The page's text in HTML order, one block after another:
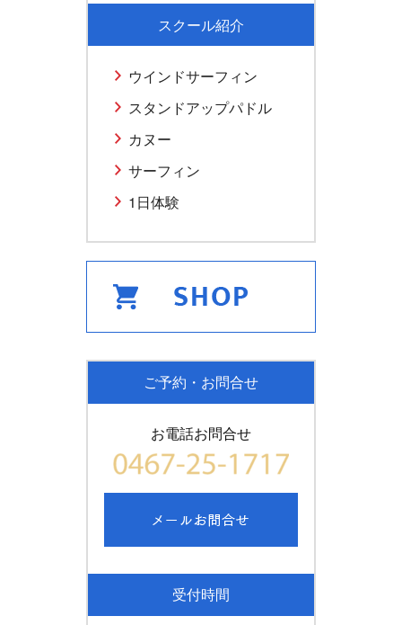
スクール紹介
ウインドサーフィン
スタンドアップパドル
カヌー
サーフィン
1日体験
ご予約・お問合せ
お電話お問合せ
受付時間